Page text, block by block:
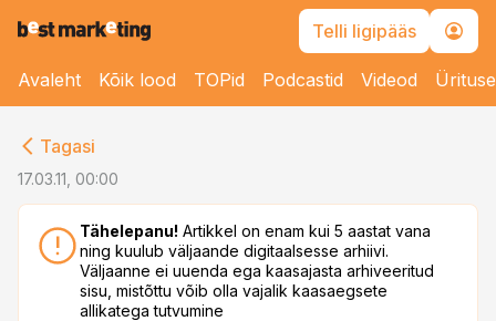
Telli ligipääs
Avaleht Kõik lood TOPid Podcastid Videod
Tagasi
17.03.11, 00:00
Tähelepanu! Artikkel on enam kui 5 aastat vana
ning kuulub väljaande digitaalsesse arhiivi.
Väljaanne ei uuenda ega kaasajasta arhiveeritud
sisu, mistõttu võib olla vajalik kaasaegsete
allikatega tutvumine